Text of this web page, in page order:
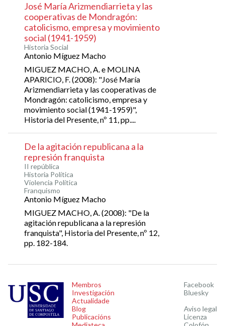
José María Arizmendiarrieta y las
cooperativas de Mondragón:
catolicismo, empresa y movimiento
social (1941-1959)
Historia Social
Antonio Míguez Macho
MIGUEZ MACHO, A. e MOLINA
APARICIO, F. (2008): "José María
Arizmendiarrieta y las cooperativas de
Mondragón: catolicismo, empresa y
movimiento social (1941-1959)",
Historia del Presente, nº 11, pp....
De la agitación republicana a la
represión franquista
II república
Historia Política
Violencia Política
Franquismo
Antonio Míguez Macho
MIGUEZ MACHO, A. (2008): "De la
agitación republicana a la represión
franquista", Historia del Presente, nº 12,
pp. 182-184.
Membros
Investigación
Actualidade
Blog
Publicacións
Facebook
Bluesky
Aviso legal
Licenza